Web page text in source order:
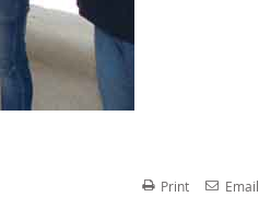
Print Email